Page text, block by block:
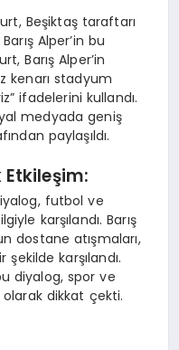
Beşiktaş taraftarı
Alper’in bu
Barış Alper’in
kenarı stadyum
ifadelerini kullandı.
medyada geniş
paylaşıldı.
futbol ve
karşılandı. Barış
dostane atışmaları,
karşılandı.
diyalog, spor ve
dikkat çekti.